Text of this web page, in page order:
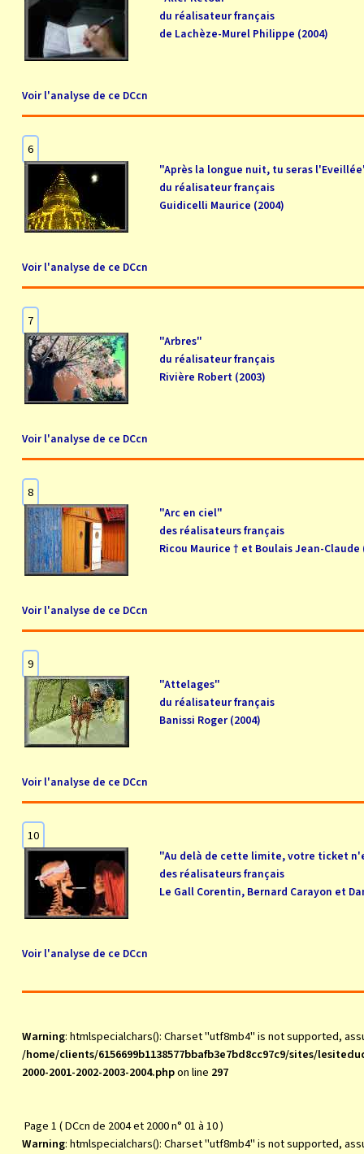
du réalisateur français
de Lachèze-Murel Philippe (2004)
Voir l'analyse de ce DCcn
6
"Après la longue nuit, tu seras
du réalisateur français
Guidicelli Maurice (2004)
Voir l'analyse de ce DCcn
7
"Arbres"
du réalisateur français
Rivière Robert (2003)
Voir l'analyse de ce DCcn
8
"Arc en ciel"
des réalisateurs français
Ricou Maurice † et Boulais Jean-Claude
Voir l'analyse de ce DCcn
9
"Attelages"
du réalisateur français
Banissi Roger (2004)
Voir l'analyse de ce DCcn
10
"Au delà de cette limite, votre ticket
des réalisateurs français
Le Gall Corentin, Bernard Carayon et
Voir l'analyse de ce DCcn
Warning: htmlspecialchars(): Charset "utf8mb4" is not supported,
/home/clients/6156699b1138577bbafb3e7bd8cc97c9/sites/
2000-2001-2002-2003-2004.phpon line 297
Page 1 ( DCcn de 2004 et 2000 n° 01 à 10 )
Warning: htmlspecialchars(): Charset "utf8mb4" is not supported,